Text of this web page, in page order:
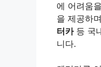
에 어려움
을 제공하
터카등 국
니다.